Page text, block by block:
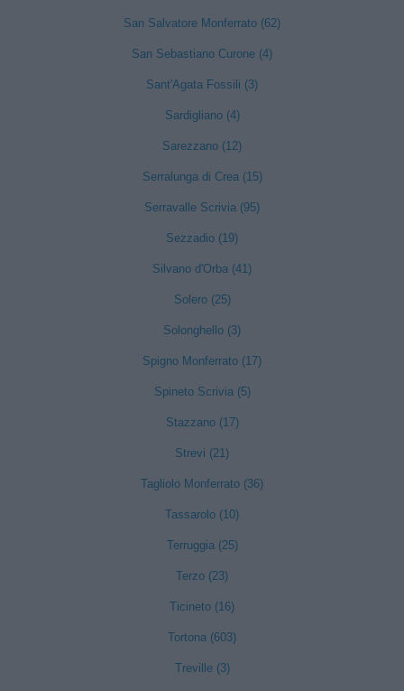
San Salvatore Monferrato (62)
San Sebastiano Curone (4)
Sant'Agata Fossili (3)
Sardigliano (4)
Sarezzano (12)
Serralunga di Crea (15)
Serravalle Scrivia (95)
Sezzadio (19)
Silvano d'Orba (41)
Solero (25)
Solonghello (3)
Spigno Monferrato (17)
Spineto Scrivia (5)
Stazzano (17)
Strevi (21)
Tagliolo Monferrato (36)
Tassarolo (10)
Terruggia (25)
Terzo (23)
Ticineto (16)
Tortona (603)
Treville (3)